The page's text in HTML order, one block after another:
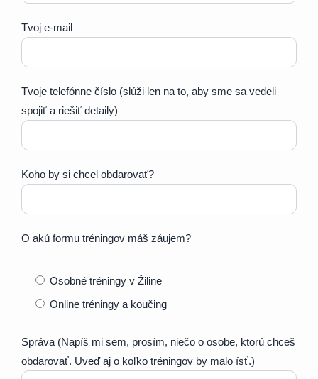
Tvoj e-mail
Tvoje telefónne číslo (slúži len na to, aby sme sa vedeli
spojiť a riešiť detaily)
Koho by si chcel obdarovať?
O akú formu tréningov máš záujem?
Osobné tréningy v Žiline
Online tréningy a koučing
Správa (Napíš mi sem, prosím, niečo o osobe, ktorú chceš
obdarovať. Uveď aj o koľko tréningov by malo ísť.)